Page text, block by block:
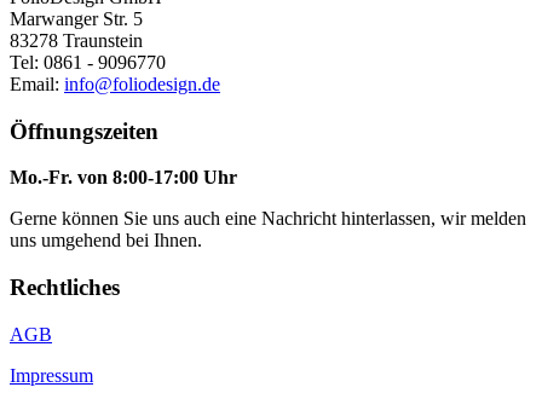
Marwanger Str. 5
83278 Traunstein
Tel: 0861 - 9096770
Email: info@foliodesign.de
Öffnungszeiten
Mo.-Fr. von 8:00-17:00 Uhr
Gerne können Sie uns auch eine Nachricht hinterlassen, wir melden
uns umgehend bei Ihnen.
Rechtliches
AGB
Impressum